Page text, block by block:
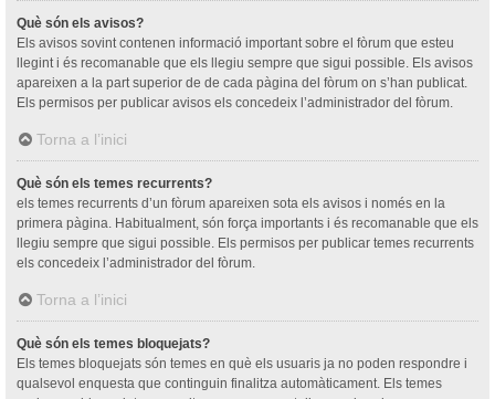
Què són els avisos?
Els avisos sovint contenen informació important sobre el fòrum que esteu
llegint i és recomanable que els llegiu sempre que sigui possible. Els avisos
apareixen a la part superior de de cada pàgina del fòrum on s’han publicat.
Els permisos per publicar avisos els concedeix l’administrador del fòrum.
Torna a l’inici
Què són els temes recurrents?
els temes recurrents d’un fòrum apareixen sota els avisos i només en la
primera pàgina. Habitualment, són força importants i és recomanable que els
llegiu sempre que sigui possible. Els permisos per publicar temes recurrents
els concedeix l’administrador del fòrum.
Torna a l’inici
Què són els temes bloquejats?
Els temes bloquejats són temes en què els usuaris ja no poden respondre i
qualsevol enquesta que continguin finalitza automàticament. Els temes